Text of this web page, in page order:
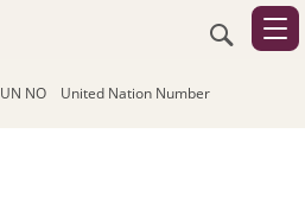
UN NO United Nation Number